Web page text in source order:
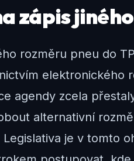
zápis
rozměru pneu do
elektronického
agendy zcela
alternativní
Legislativa je v tomto